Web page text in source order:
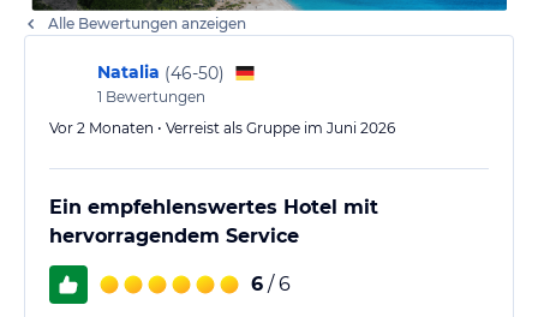
Alle Bewertungen anzeigen
Natalia (46-50)
1 Bewertungen
Vor 2 Monaten • Verreist als Gruppe im Juni 2026
Ein empfehlenswertes Hotel mit
hervorragendem Service
6 / 6